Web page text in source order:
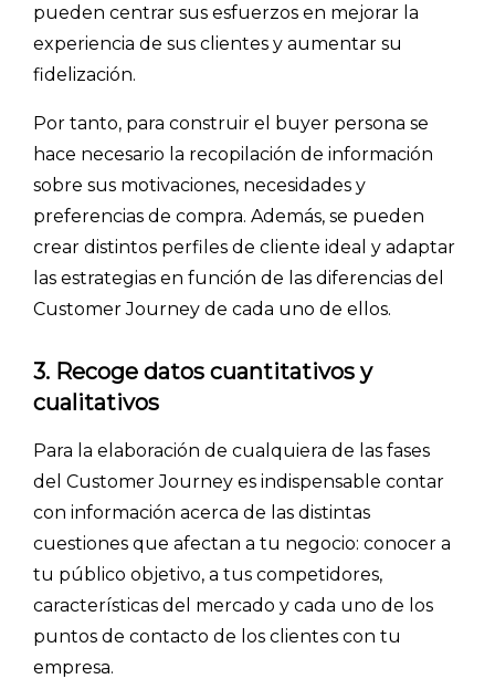
pueden centrar sus esfuerzos en mejorar la
experiencia de sus clientes y aumentar su
fidelización.
Por tanto, para construir el buyer persona se
hace necesario la recopilación de información
sobre sus motivaciones, necesidades y
preferencias de compra. Además, se pueden
crear distintos perfiles de cliente ideal y adaptar
las estrategias en función de las diferencias del
Customer Journey de cada uno de ellos.
3. Recoge datos cuantitativos y
cualitativos
Para la elaboración de cualquiera de las fases
del Customer Journey es indispensable contar
con información acerca de las distintas
cuestiones que afectan a tu negocio: conocer a
tu público objetivo, a tus competidores,
características del mercado y cada uno de los
puntos de contacto de los clientes con tu
empresa.